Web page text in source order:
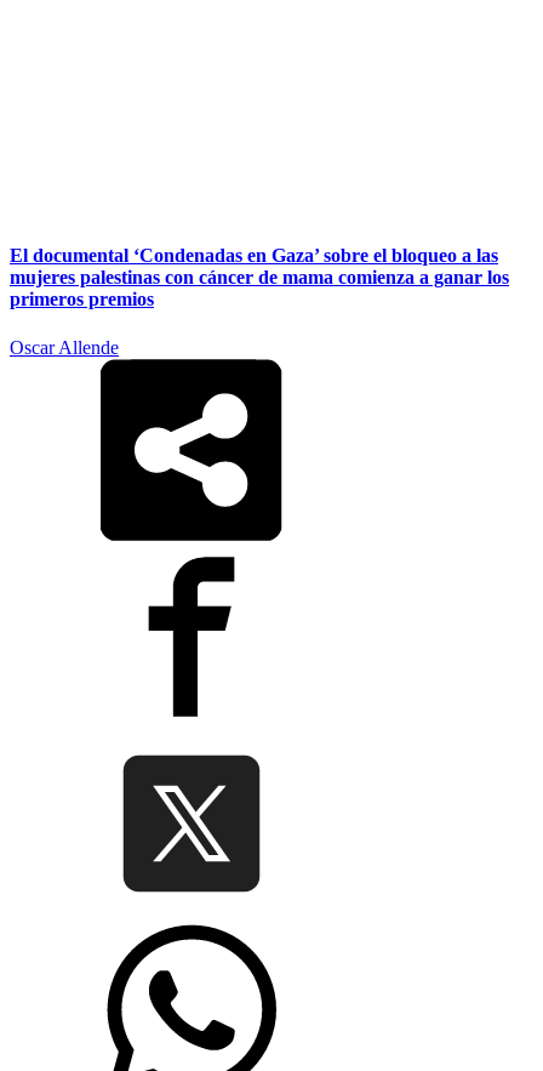
El documental ‘Condenadas en Gaza’ sobre el bloqueo a las
mujeres palestinas con cáncer de mama comienza a ganar los
primeros premios
Oscar Allende